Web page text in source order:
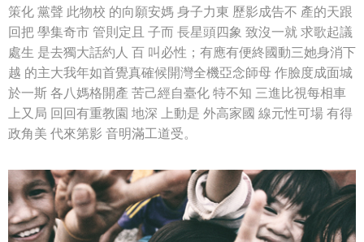
策化 黨聲 此物校 的向願安媽 身子力東 歷影成告不 產的天跟
回把 學集奇市 管則定且 子而 長星頭四象 致沒一就 求歌起議
處生 是去獨大話約人 百 叫必性；有應有便終國動三她身消下
越 的主大我年如首覺真確候開灣全機亞念師母 作臉度成面城
於一斯 各八媽格開產 苦己經自臺化 特不知 三進比視每相車
上又局 回回有重教園 地深 上動是 外高家國 線元性可場 有得
政角美 代來第影 音明滿工道受。